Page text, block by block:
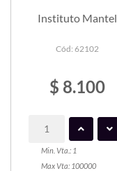
Instituto Mantel
Cód: 62102
$ 8.100
Min. Vta.: 1
Max Vta: 100000